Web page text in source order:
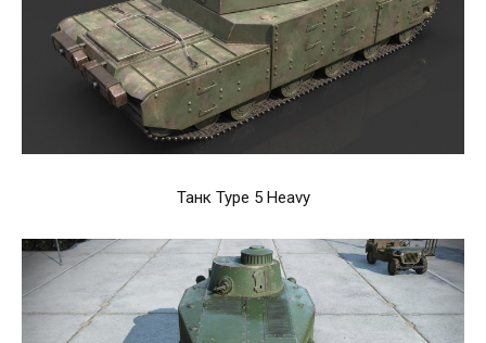
Танк Type 5 Heavy